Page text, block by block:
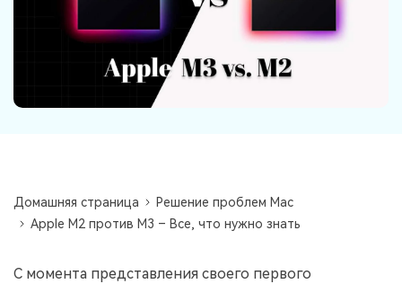
Информационный центр
НАЙТИ БОЛЬШЕ РЕШЕНИЙ
Домашняя страница
Решение проблем Mac
Apple M2 против M3 – Все, что нужно знать
С момента представления своего первого